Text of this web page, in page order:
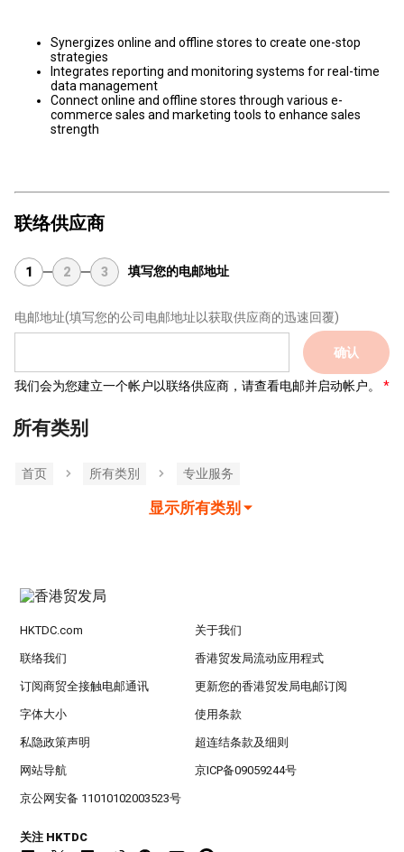
Synergizes online and offline stores to create one-stop
strategies
Integrates reporting and monitoring systems for real-time
data management
Connect online and offline stores through various e-
commerce sales and marketing tools to enhance sales
strength
联络供应商
1 2 3 填写您的电邮地址
电邮地址(填写您的公司电邮地址以获取供应商的迅速回覆)
确认
我们会为您建立一个帐户以联络供应商，请查看电邮并启动帐户。
所有类别
首页 所有类別 专业服务
显示所有类别
HKTDC.com 关于我们
联络我们 香港贸发局流动应用程式
订阅商贸全接触电邮通讯 更新您的香港贸发局电邮订阅
字体大小 使用条款
私隐政策声明 超连结条款及细则
网站导航 京ICP备09059244号
京公网安备 11010102003523号
关注 HKTDC